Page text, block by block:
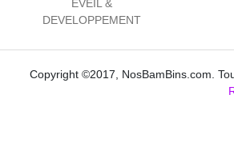
EVEIL &
DEVELOPPEMENT
Copyright ©2017, NosBamBins.com.